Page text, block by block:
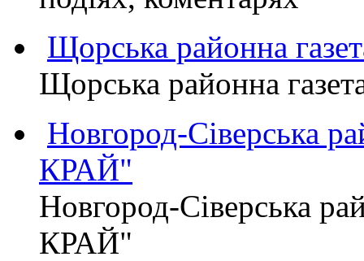
Щорська районна
Щорська районна
Новгород-Сіверська
КРАЙ"
Новгород-Сіверська
КРАЙ"